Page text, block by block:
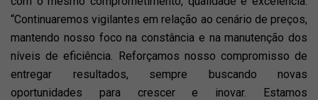
“Continuaremos vigilantes em relação ao cenário de preços,
mantendo nosso foco na constância e na manutenção dos
níveis de eficiência. Reforçamos nosso compromisso de
entregar resultados, sempre buscando novas
oportunidades para crescer e inovar. Estamos